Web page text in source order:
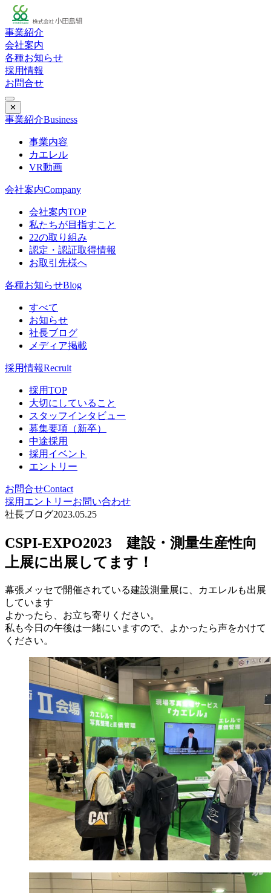
事業紹介
会社案内
各種お知らせ
採用情報
お問合せ
✕
事業紹介Business
事業内容
カエレル
VR動画
会社案内Company
会社案内TOP
私たちが目指すこと
22の取り組み
認定・認証取得情報
お取引先様へ
各種お知らせBlog
すべて
お知らせ
社長ブログ
メディア掲載
採用情報Recruit
採用TOP
大切にしていること
スタッフインタビュー
募集要項（新卒）
中途採用
採用イベント
エントリー
お問合せContact
採用エントリーお問い合わせ
社長ブログ2023.05.25
CSPI-EXPO2023 建設・測量生産性向
上展に出展してます！
幕張メッセで開催されている建設測量展に、カエレルも出展
しています
よかったら、お立ち寄りください。
私も今日の午後は一緒にいますので、よかったら声をかけて
ください。